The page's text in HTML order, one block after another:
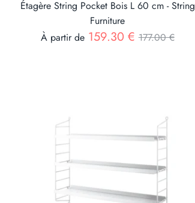
Étagère String Pocket Bois L 60 cm - String
Furniture
À partir de 159.30 €Prix
177.00 €